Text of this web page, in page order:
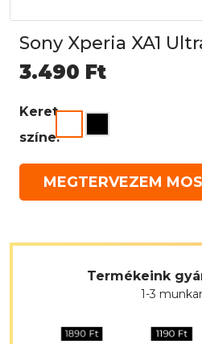
Sony Xperia XA1
3.490 Ft
Keret
színe:
MEGTERVEZEM
Termékeink
1-3